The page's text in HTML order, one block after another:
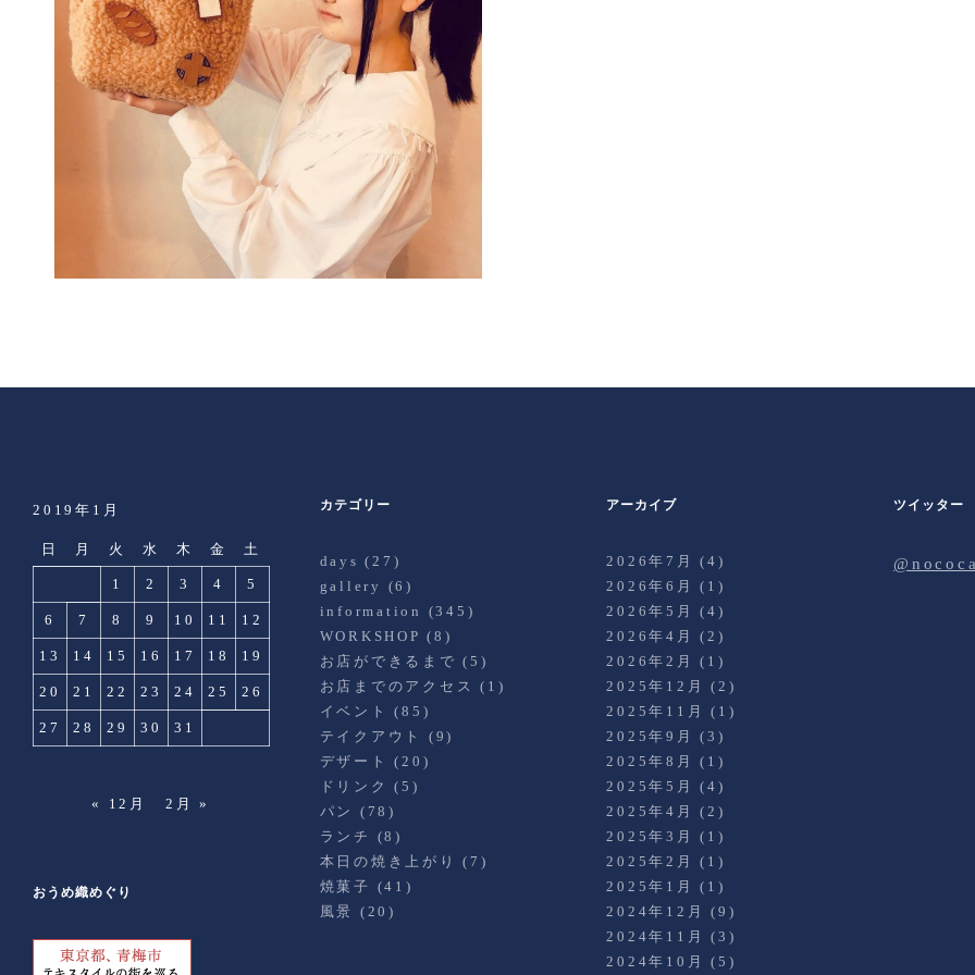
2019年1月
日 月 火 水 木 金 土
1 2 3 4 5
6 7 8 9 10 11 12
13 14 15 16 17 18 19
20 21 22 23 24 25 26
27 28 29 30 31
« 12月 2月 »
おうめ織めぐり
カテゴリー
days (27)
gallery (6)
information
(345)
WORKSHOP (8)
お店ができるまで (5)
お店までのアクセス
(1)
イベント
(85)
テイクアウト
(9)
デザート
(20)
ドリンク
(5)
パン
(78)
ランチ
(8)
本日の焼き上がり
(7)
焼菓子 (41)
風景 (20)
アーカイブ
2026年7月
(4)
2026年6月
(1)
2026年5月
(4)
2026年4月
(2)
2026年2月
(1)
2025年12月
(2)
2025年11月
(1)
2025年9月
(3)
2025年8月
(1)
2025年5月
(4)
2025年4月
(2)
2025年3月
(1)
2025年2月
(1)
2025年1月
(1)
2024年12月
(9)
2024年11月
(3)
2024年10月
(5)
ツイッター